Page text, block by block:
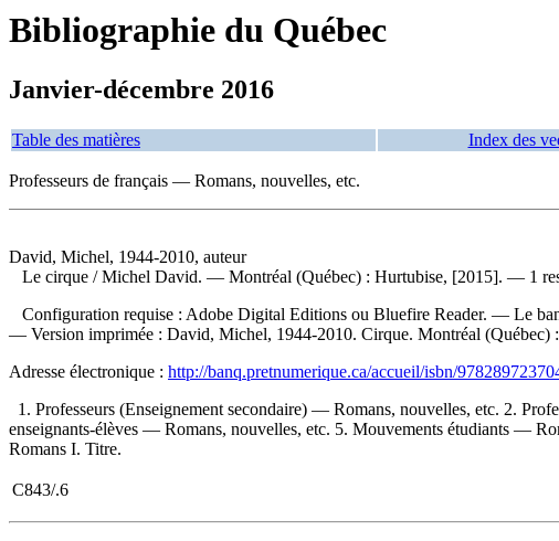
Bibliographie du Québec
Janvier-décembre 2016
Table des matières Index des
Professeurs de français — Romans, nouvelles, etc.
David, Michel, 1944-2010, auteur
Le cirque / Michel David. — Montréal (Québec) : Hurtubise, [2015]. — 1
Configuration requise : Adobe Digital Editions ou Bluefire Reader. — Le
— Version imprimée : David, Michel, 1944-2010. Cirque. Montréal
Adresse électronique : http://banq.pretnumerique.ca/accueil/isbn/
1. Professeurs (Enseignement secondaire) — Romans, nouvelles, etc. 2.
enseignants-élèves — Romans, nouvelles, etc. 5. Mouvements étudiants —
Romans I. Titre.
C843/.6